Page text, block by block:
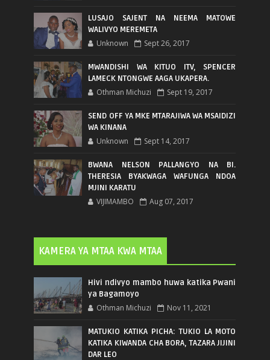
LUSAJO SAJENT NA NEEMA MATOWE
WALIVYO MEREMETA
Unknown Sept 26, 2017
MWANDISHI WA KITUO ITV, SPENCER
LAMECK NTONGWE AAGA UKAPERA.
Othman Michuzi Sept 19, 2017
SEND OFF YA MKE MTARAJIWA WA MSAIDIZI
WA KINANA
Unknown Sept 14, 2017
BWANA NELSON PALLANGYO NA BI.
THERESIA BYAKWAGA WAFUNGA NDOA
MJINI KARATU
VIJIMAMBO Aug 07, 2017
KAMERA YA MTAA KWA MTAA
Hivi ndivyo mambo huwa katika Pwani
ya Bagamoyo
Othman Michuzi Nov 11, 2021
MATUKIO KATIKA PICHA: TUKIO LA MOTO
KATIKA KIWANDA CHA BORA, TAZARA JIJINI
DAR LEO